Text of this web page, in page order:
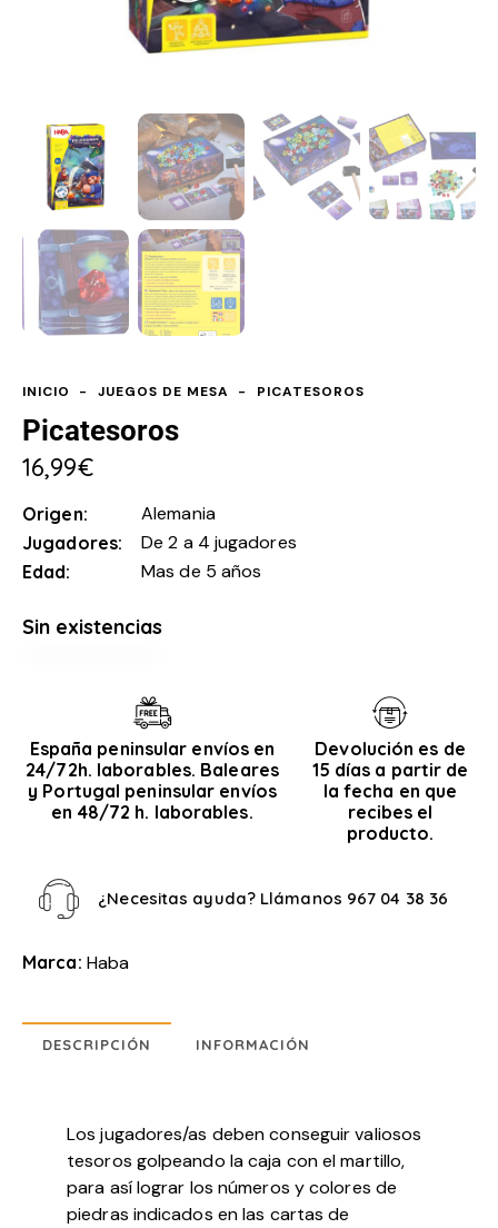
INICIO JUEGOS DE MESA PICATESOROS
Picatesoros
16,99€
Origen Alemania
Jugadores De 2 a 4 jugadores
Edad Mas de 5 años
Sin existencias
España peninsular envíos en
24/72h. laborables. Baleares
y Portugal peninsular envíos
en 48/72 h. laborables.
Devolución es de
15 días a partir de
la fecha en que
recibes el
producto.
¿Necesitas ayuda? Llámanos 967 04 38 36
Marca: Haba
DESCRIPCIÓN INFORMACIÓN
Los jugadores/as deben conseguir valiosos
tesoros golpeando la caja con el martillo,
para así lograr los números y colores de
piedras indicados en las cartas de